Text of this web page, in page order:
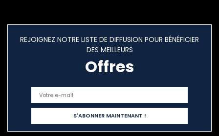
REJOIGNEZ NOTRE LISTE DE DIFFUSION POUR BÉNÉFICIER
DES MEILLEURS
Offres